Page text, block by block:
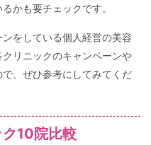
かも要チェックです。
をしている個人経営の美容
リニックのキャンペーンや
、ぜひ参考にしてみてくだ
10院比較